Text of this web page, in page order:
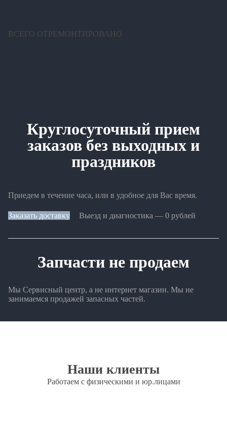
ВСЕГО ОТРЕМОНТИРОВАНО
Круглосуточный прием
заказов без выходных и
праздников
Приедем в течение часа, или в удобное для Вас время.
Заказать доставку Выезд и диагностика — 0 рублей
Запчасти не продаем
Мы Сервисный центр, а не интернет магазин. Мы не
занимаемся продажей запасных частей.
Наши клиенты
Работаем с физическими и юр.лицами